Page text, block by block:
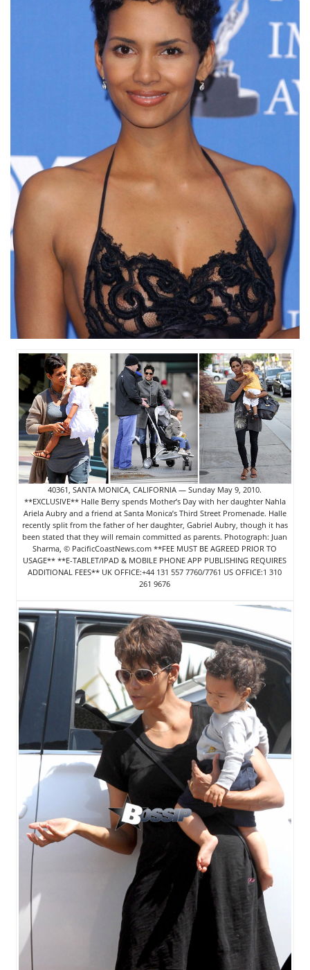
40361, SANTA MONICA, CALIFORNIA — Sunday May 9, 2010.
**EXCLUSIVE** Halle Berry spends Mother’s Day with her daughter Nahla
Ariela Aubry and a friend at Santa Monica’s Third Street Promenade. Halle
recently split from the father of her daughter, Gabriel Aubry, though it has
been stated that they will remain committed as parents. Photograph: Juan
Sharma, © PacificCoastNews.com **FEE MUST BE AGREED PRIOR TO
USAGE** **E-TABLET/IPAD & MOBILE PHONE APP PUBLISHING REQUIRES
ADDITIONAL FEES** UK OFFICE:+44 131 557 7760/7761 US OFFICE:1 310
261 9676